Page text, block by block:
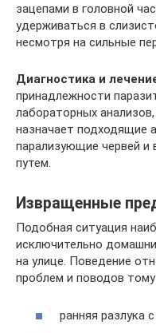
зацепами в головной
удерживаться в
несмотря на сильные
Диагностика и
принадлежности
лабораторных
назначает подходящие
парализующие червей
путем.
Извращенные
Подобная ситуация
исключительно
на улице. Поведение
проблем и поводов
ранняя разлука